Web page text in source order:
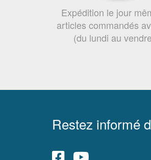
Expédition le jour
articles commandés
(du lundi au
Restez informé